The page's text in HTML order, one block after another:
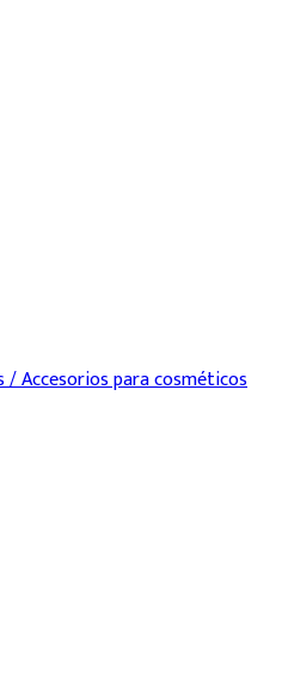
/ Accesorios para cosméticos